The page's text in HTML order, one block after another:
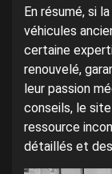
En résumé, si
véhicules
certaine
renouvelé,
leur passion
conseils, le site
ressource
détaillés et